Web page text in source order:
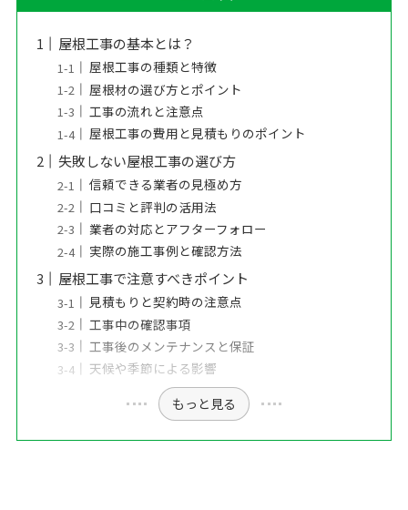
屋根工事の基本とは？
屋根工事の種類と特徴
屋根材の選び方とポイント
工事の流れと注意点
屋根工事の費用と見積もりのポイント
失敗しない屋根工事の選び方
信頼できる業者の見極め方
口コミと評判の活用法
業者の対応とアフターフォロー
実際の施工事例と確認方法
屋根工事で注意すべきポイント
見積もりと契約時の注意点
工事中の確認事項
工事後のメンテナンスと保証
天候や季節による影響
もっと見る